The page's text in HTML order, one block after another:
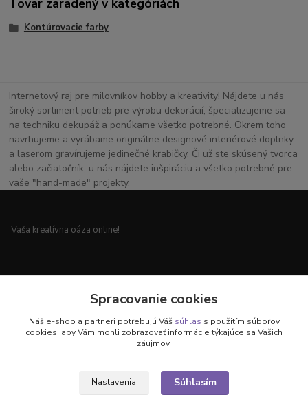
Tovar zaradený v kategóriách
Kontúrovacie farby
Internetový raj pre milovníkov hobby a kreativity! Nájdete u nás
široký sortiment potrieb pre výrobu dekorácií, špecializujeme sa
na techniku dekupáž a ponúkame všetko potrebné. Okrem toho
navrhujeme a vyrábame originálne designové interiérové doplnky
a laserom gravírujeme jedinečné krabičky. Či už ste skúsený tvorca
alebo začiatočník, u nás nájdete inšpiráciu a všetko potrebné pre
vaše "hand-made" projekty.
Vaša kreatívna oáza online!
Všetko pre vaše handmade projekty a originálne dekorácie.
Spracovanie cookies
Náš e-shop a partneri potrebujú Váš súhlas s použitím súborov
cookies, aby Vám mohli zobrazovať informácie týkajúce sa Vašich
záujmov.
Nastavenia Súhlasím